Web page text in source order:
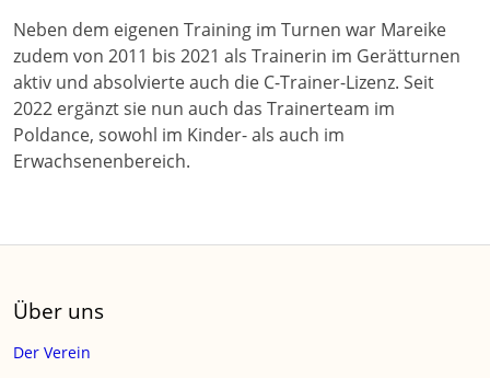
Neben dem eigenen Training im Turnen war Mareike
zudem von 2011 bis 2021 als Trainerin im Gerätturnen
aktiv und absolvierte auch die C-Trainer-Lizenz. Seit
2022 ergänzt sie nun auch das Trainerteam im
Poldance, sowohl im Kinder- als auch im
Erwachsenenbereich.
Über uns
Der Verein